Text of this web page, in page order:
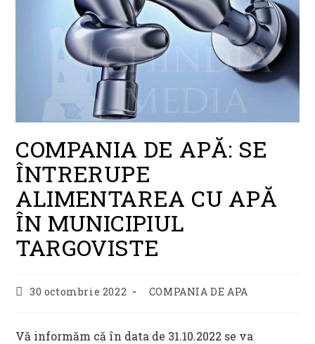
COMPANIA DE APĂ: SE
ÎNTRERUPE
ALIMENTAREA CU APĂ
ÎN MUNICIPIUL
TARGOVISTE
Post30 octombrie 2022
Post
COMPANIA DE APA
Vă informăm că în data de 31.10.2022 se va